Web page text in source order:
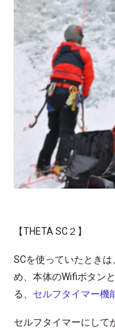
【THETA SC２】
SCを使っていたとき
め、本体のWifiボタン
る、 セルフタイマー機
セルフタイマーにして